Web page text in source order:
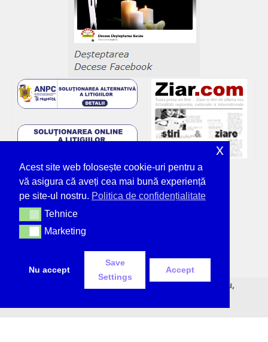
© Deșteptarea - unicul ziar tipărit din Bacău,
Acest site web folosește cookie-uri pentru a
vă asigura că aveți cea mai bună experiență
pe site-ul nostru. Politica de confidențialitate
TehniceTehnice
MarketingMarketing
Nu accept
Save
Settings
Accept
x